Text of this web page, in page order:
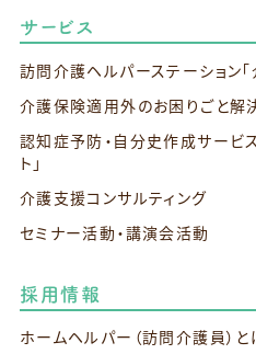
サービス
訪問介護ヘルパーステーション
介護保険適用外のお困りごと解
認知症予防・自分史作成サービス
ト」
介護支援コンサルティング
セミナー活動・講演会活動
採用情報
ホームヘルパー（訪問介護員）と